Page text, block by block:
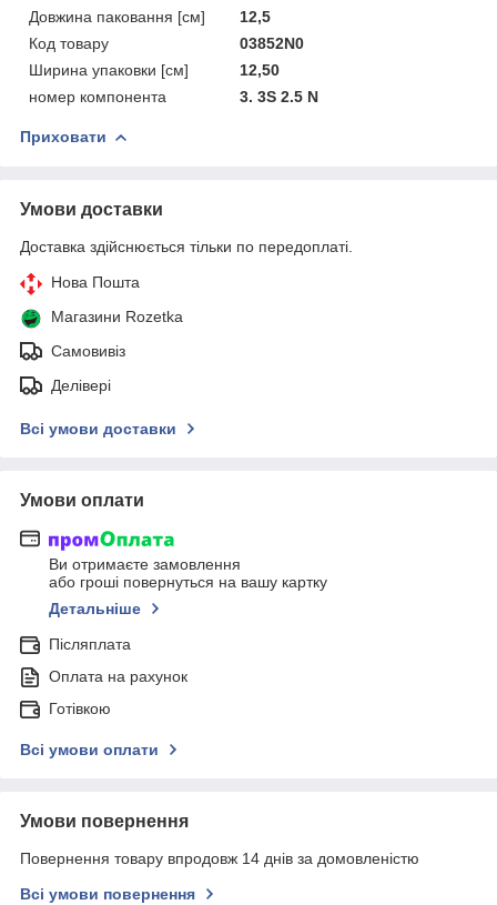
Довжина паковання [см]
12,5
Код товару
03852N0
Ширина упаковки [см]
12,50
номер компонента
3. 3S 2.5 N
Приховати
Умови доставки
Доставка здійснюється тільки по передоплаті.
Нова Пошта
Магазини Rozetka
Самовивіз
Делівері
Всі умови доставки
Умови оплати
Ви отримаєте замовлення
або гроші повернуться на вашу картку
Детальніше
Післяплата
Оплата на рахунок
Готівкою
Всі умови оплати
Умови повернення
Повернення товару впродовж 14 днів за домовленістю
Всі умови повернення